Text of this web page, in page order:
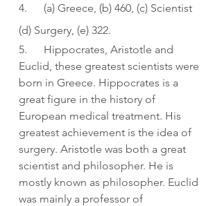
4.      (a) Greece, (b) 460, (c) Scientist
(d) Surgery, (e) 322.
5.      Hippocrates, Aristotle and
Euclid, these greatest scientists were
born in Greece. Hippocrates is a
great figure in the history of
European medical treatment. His
greatest achievement is the idea of
surgery. Aristotle was both a great
scientist and philosopher. He is
mostly known as philosopher. Euclid
was mainly a professor of